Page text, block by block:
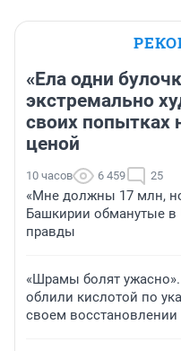
«Ела одни
экстремально
своих попытках
ценой
10 часов 6 459 25
«Мне должны 17 млн,
Башкирии обманутые
правды
«Шрамы болят
облили кислотой по
своем восстановлении